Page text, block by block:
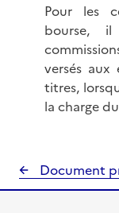
Pour les
bourse,
versés aux
titres,
la charge
Document